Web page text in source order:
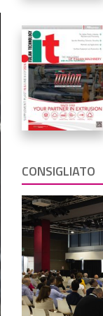
CONSIGLIATO